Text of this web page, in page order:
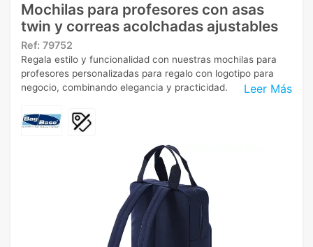
Mochilas para profesores con asas
twin y correas acolchadas ajustables
Ref: 79752
Leer Más
Regala estilo y funcionalidad con nuestras mochilas para
profesores personalizadas para regalo con logotipo para
negocio, combinando elegancia y practicidad.